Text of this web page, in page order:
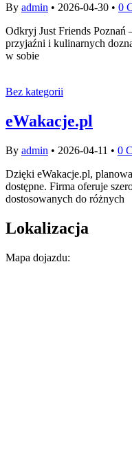
By admin • 2026-04-30 • 0
Odkryj Just Friends Poznań
przyjaźni i kulinarnych
w sobie
Bez kategorii
eWakacje.pl
By admin • 2026-04-11 • 0
Dzięki eWakacje.pl,
dostępne. Firma oferuje
dostosowanych do różnych
Lokalizacja
Mapa dojazdu: